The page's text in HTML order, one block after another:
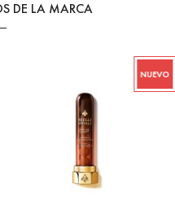
DE LA MARCA
NUEVO